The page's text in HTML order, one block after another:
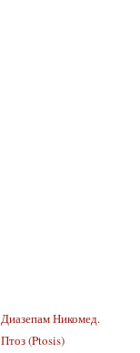
Диазепам Никомед.
Птоз (Ptosis)